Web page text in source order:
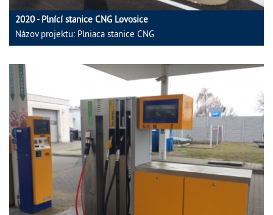
2020 - Plnící stanice CNG Lovosice
Názov projektu: Plniaca stanice CNG